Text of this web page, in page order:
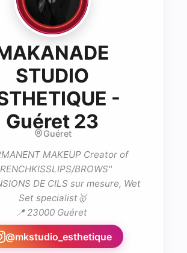
STUDIO
-
Guéret 23
Guéret
MAKEUP Creator of
BROWS"
DE CILS sur mesure, Wet
Set specialist🥇
📍 23000 Guéret
@mkstudio_esthetique